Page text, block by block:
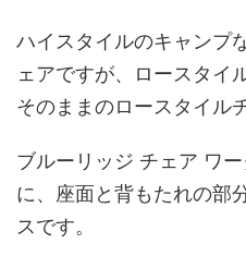
ハイスタイルのキャンプ
ェアですが、ロースタイ
そのままのロースタイル
ブルーリッジ チェア ワ
に、座面と背もたれの部
スです。